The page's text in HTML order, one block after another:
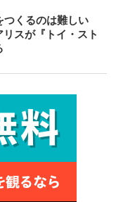
つくるのは難しい
スが『トイ・スト